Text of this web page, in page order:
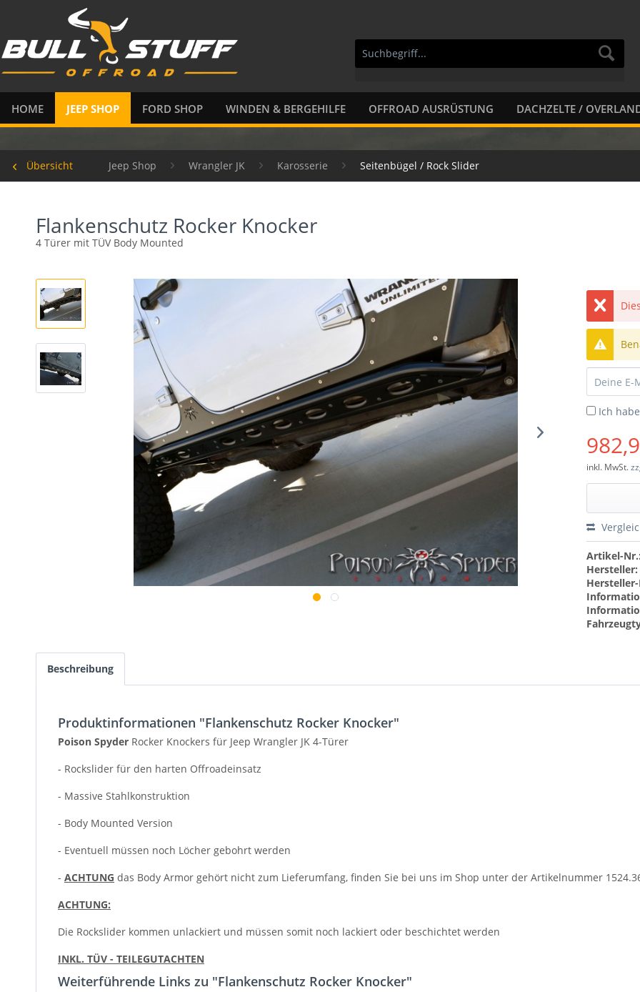
HOME JEEP SHOP FORD SHOP WINDEN & BERGEHILFE OFFROAD AUSRÜSTUNG DACHZELTE /
Übersicht Jeep Shop Wrangler JK Karosserie Seitenbügel / Rock Slider
Flankenschutz Rocker Knocker
4 Türer mit TÜV Body Mounted
Ich
inkl. MwSt.
Artikel-
Hersteller:
Beschreibung
Produktinformationen "Flankenschutz Rocker Knocker"
Poison Spyder Rocker Knockers für Jeep Wrangler JK 4-Türer
- Rockslider für den harten Offroadeinsatz
- Massive Stahlkonstruktion
- Body Mounted Version
- Eventuell müssen noch Löcher gebohrt werden
- ACHTUNG das Body Armor gehört nicht zum Lieferumfang, finden Sie bei uns im Shop unter der Artikelnummer
ACHTUNG:
Die Rockslider kommen unlackiert und müssen somit noch lackiert oder beschichtet werden
INKL. TÜV - TEILEGUTACHTEN
Weiterführende Links zu "Flankenschutz Rocker Knocker"